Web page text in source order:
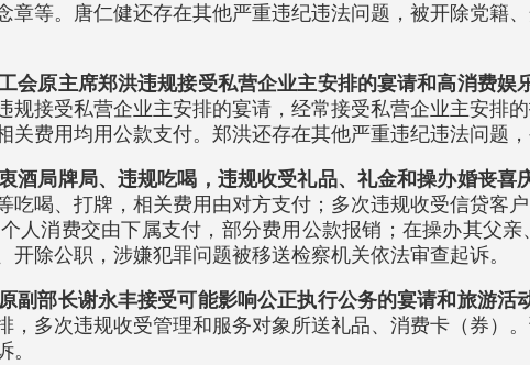
等。唐仁健还存在其他严重违纪违法问题，被开除党籍
原主席郑洪违规接受私营企业主安排的宴请和高消费娱
接受私营企业主安排的宴请，经常接受私营企业主安排
费用均用公款支付。郑洪还存在其他严重违纪违法问题
局牌局、违规吃喝，违规收受礼品、礼金和操办婚丧喜
喝、打牌，相关费用由对方支付；多次违规收受信贷客
人消费交由下属支付，部分费用公款报销；在操办其父
除公职，涉嫌犯罪问题被移送检察机关依法审查起诉。
副部长谢永丰接受可能影响公正执行公务的宴请和旅游活
多次违规收受管理和服务对象所送礼品、消费卡（券）